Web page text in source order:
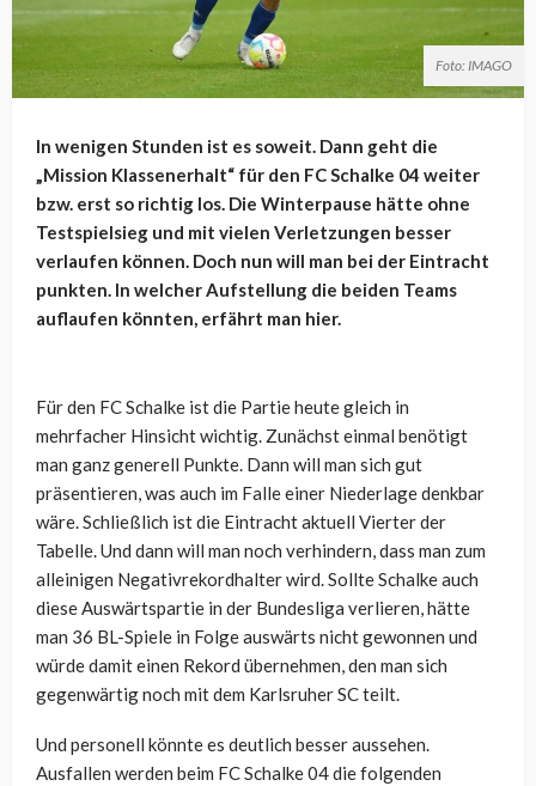
Foto: IMAGO
In wenigen Stunden ist es soweit. Dann geht die
„Mission Klassenerhalt“ für den FC Schalke 04 weiter
bzw. erst so richtig los. Die Winterpause hätte ohne
Testspielsieg und mit vielen Verletzungen besser
verlaufen können. Doch nun will man bei der Eintracht
punkten. In welcher Aufstellung die beiden Teams
auflaufen könnten, erfährt man hier.
Für den FC Schalke ist die Partie heute gleich in
mehrfacher Hinsicht wichtig. Zunächst einmal benötigt
man ganz generell Punkte. Dann will man sich gut
präsentieren, was auch im Falle einer Niederlage denkbar
wäre. Schließlich ist die Eintracht aktuell Vierter der
Tabelle. Und dann will man noch verhindern, dass man zum
alleinigen Negativrekordhalter wird. Sollte Schalke auch
diese Auswärtspartie in der Bundesliga verlieren, hätte
man 36 BL-Spiele in Folge auswärts nicht gewonnen und
würde damit einen Rekord übernehmen, den man sich
gegenwärtig noch mit dem Karlsruher SC teilt.
Und personell könnte es deutlich besser aussehen.
Ausfallen werden beim FC Schalke 04 die folgenden